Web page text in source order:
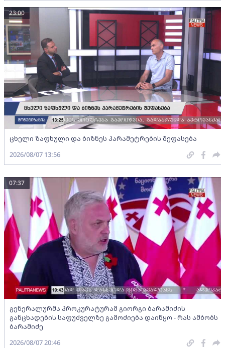
ცხელი ზაფხული და ბიზნეს პარამეტრების შეფასება
23:00
2026/08/07 13:56
გენერალურმა პროკურატურამ გიორგი ბარამიძის
განცხადების საფუძველზე გამოძიება დაიწყო - რას ამბობს
ბარამიძე
07:37
2026/08/07 20:46